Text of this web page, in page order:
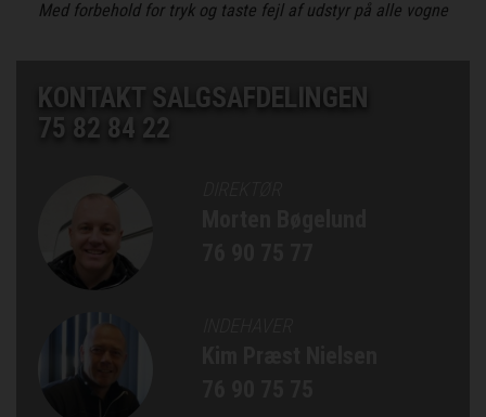
Med forbehold for tryk og taste fejl af udstyr på alle vogne
KONTAKT SALGSAFDELINGEN
75 82 84 22